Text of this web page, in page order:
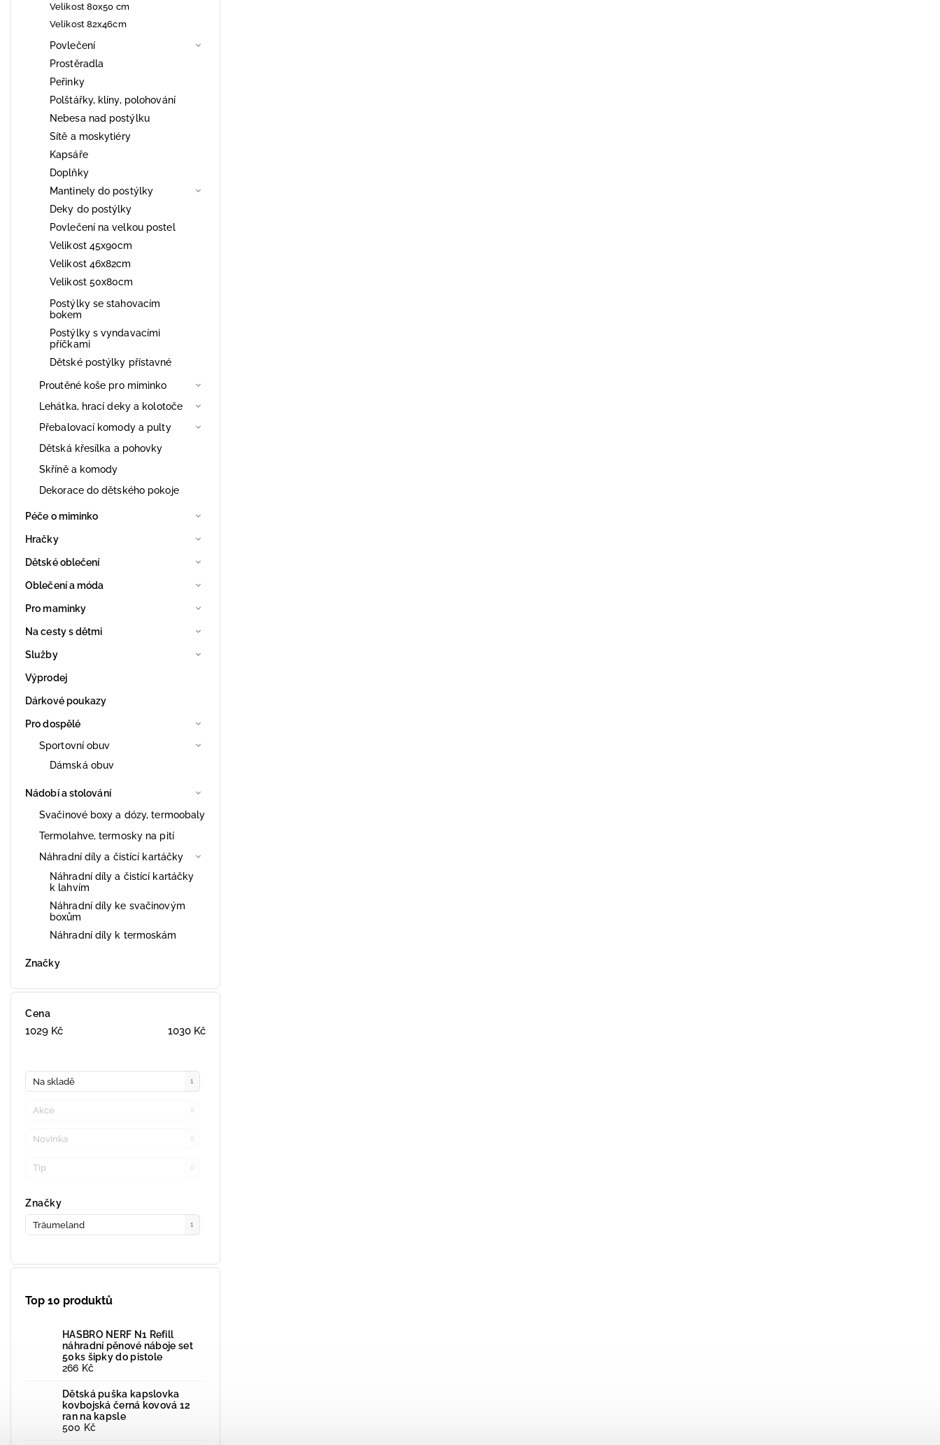
Velikost 80x50 cm
Velikost 82x46cm
Povlečení
Prostěradla
Peřinky
Polštářky, klíny, polohování
Nebesa nad postýlku
Sítě a moskytiéry
Kapsáře
Doplňky
Mantinely do postýlky
Deky do postýlky
Povlečení na velkou postel
Velikost 45x90cm
Velikost 46x82cm
Velikost 50x80cm
Postýlky se stahovacím
bokem
Postýlky s vyndavacími
příčkami
Dětské postýlky přístavné
Proutěné koše pro miminko
Lehátka, hrací deky a kolotoče
Přebalovací komody a pulty
Dětská křesílka a pohovky
Skříně a komody
Dekorace do dětského pokoje
Péče o miminko
Hračky
Dětské oblečení
Oblečení a móda
Pro maminky
Na cesty s dětmi
Služby
Výprodej
Dárkové poukazy
Pro dospělé
Sportovní obuv
Dámská obuv
Nádobí a stolování
Svačinové boxy a dózy, termoobaly
Termolahve, termosky na pití
Náhradní díly a čistící kartáčky
Náhradní díly a čistící kartáčky
k lahvím
Náhradní díly ke svačinovým
boxům
Náhradní díly k termoskám
Značky
Cena
1029 Kč 1030 Kč
Na skladě 1
Akce 0
Novinka 0
Tip 0
Značky
Träumeland 1
Top 10 produktů
HASBRO NERF N1 Refill
náhradní pěnové náboje set
50ks šipky do pistole
266 Kč
Dětská puška kapslovka
kovbojská černá kovová 12
ran na kapsle
500 Kč